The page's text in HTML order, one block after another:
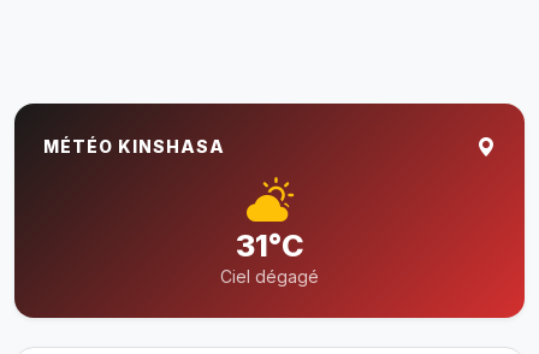
MÉTÉO KINSHASA
31°C
Ciel dégagé